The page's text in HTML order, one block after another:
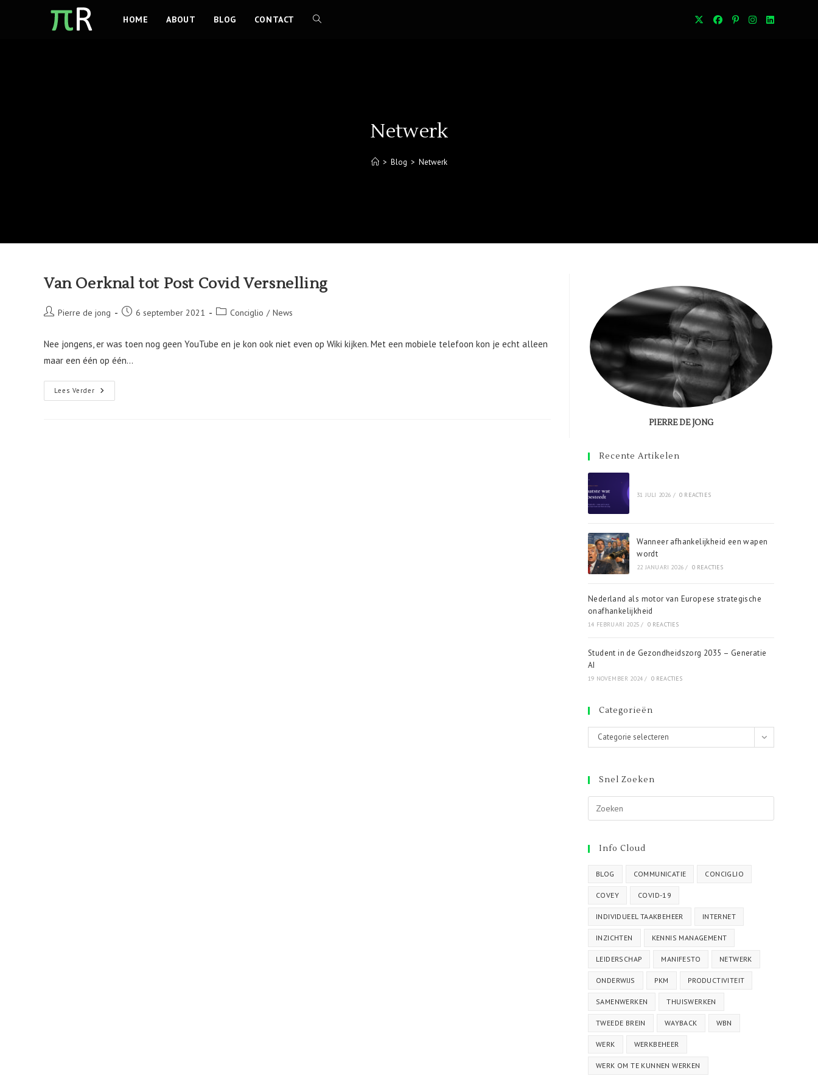
HOME ABOUT BLOG CONTACT TOGGLE
Netwerk
> Blog > Netwerk
Van Oerknal tot Post Covid Versnelling
BerichtPierre de jong
Bericht6 september 2021 Berichtcategorie:
Conciglio / News
Nee jongens, er was toen nog geen YouTube en je kon ook niet even op Wiki kijken. Met een mobiele telefoon kon je echt alleen
maar een één op één…
Lees Verder Van
Oerknal
PIERRE DE JONG
Recente Artikelen
31 JULI 2026 / 0 REACTIES
Wanneer afhankelijkheid een wapen
wordt
22 JANUARI 2026 / 0 REACTIES
Nederland als motor van Europese strategische
onafhankelijkheid
14 FEBRUARI 2025 / 0 REACTIES
Student in de Gezondheidszorg 2035 – Generatie
AI
19 NOVEMBER 2024 / 0 REACTIES
Categorieën
Categorieën
Categorie selecteren
Snel Zoeken
Info Cloud
BLOG COMMUNICATIE CONCIGLIO
COVEY COVID-19
INDIVIDUEEL TAAKBEHEER INTERNET
INZICHTEN KENNIS MANAGEMENT
LEIDERSCHAP MANIFESTO NETWERK
ONDERWIJS PKM PRODUCTIVITEIT
SAMENWERKEN THUISWERKEN
TWEEDE BREIN WAYBACK WBN
WERK WERKBEHEER
WERK OM TE KUNNEN WERKEN